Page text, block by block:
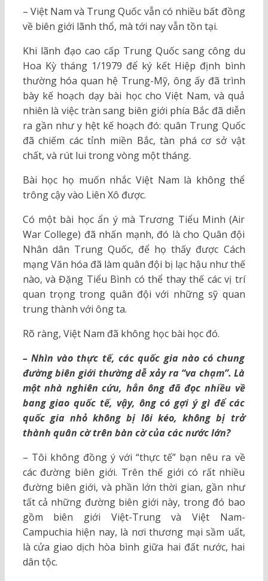
– Việt Nam và Trung Quốc vẫn có nhiều bất đồng
về biên giới lãnh thổ, mà tới nay vẫn tồn tại.
Khi lãnh đạo cao cấp Trung Quốc sang công du
Hoa Kỳ tháng 1/1979 để ký kết Hiệp định bình
thường hóa quan hệ Trung-Mỹ, ông ấy đã trình
bày kế hoạch dạy bài học cho Việt Nam, và quả
nhiên là việc tràn sang biên giới phía Bắc đã diễn
ra gần như y hệt kế hoạch đó: quân Trung Quốc
đã chiếm các tỉnh miền Bắc, tàn phá cơ sở vật
chất, và rút lui trong vòng một tháng.
Bài học họ muốn nhắc Việt Nam là không thể
trông cậy vào Liên Xô được.
Có một bài học ẩn ý mà Trương Tiểu Minh (Air
War College) đã nhấn mạnh, đó là cho Quân đội
Nhân dân Trung Quốc, để họ thấy được Cách
mạng Văn hóa đã làm quân đội bị lạc hậu như thế
nào, và Đặng Tiểu Bình có thể thay thế các vị trí
quan trọng trong quân đội với những sỹ quan
trung thành với ông ta.
Rõ ràng, Việt Nam đã không học bài học đó.
– Nhìn vào thực tế, các quốc gia nào có chung
đường biên giới thường dễ xảy ra “va chạm”. Là
một nhà nghiên cứu, hẳn ông đã đọc nhiều về
bang giao quốc tế, vậy, ông có gợi ý gì để các
quốc gia nhỏ không bị lôi kéo, không bị trở
thành quân cờ trên bàn cờ của các nước lớn?
– Tôi không đồng ý với “thực tế” bạn nêu ra về
các đường biên giới. Trên thế giới có rất nhiều
đường biên giới, và phần lớn thời gian, gần như
tất cả những đường biên giới này, trong đó bao
gồm biên giới Việt-Trung và Việt Nam-
Campuchia hiện nay, là nơi thương mại sầm uất,
là cửa giao dịch hòa bình giữa hai đất nước, hai
dân tộc.